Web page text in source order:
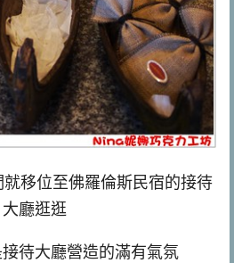
移位至佛羅倫斯民宿的接待
大廳逛逛
待大廳營造的滿有氣氛